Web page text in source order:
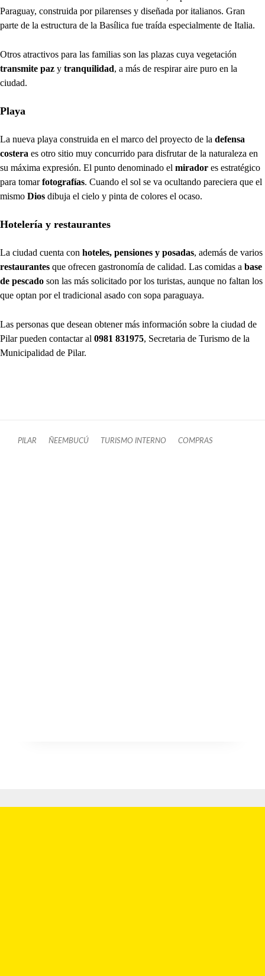
Paraguay, construida por pilarenses y diseñada por italianos. Gran
parte de la estructura de la Basílica fue traída especialmente de Italia.
Otros atractivos para las familias son las plazas cuya vegetación
transmite paz y tranquilidad, a más de respirar aire puro en la
ciudad.
Playa
La nueva playa construida en el marco del proyecto de la defensa
costera es otro sitio muy concurrido para disfrutar de la naturaleza en
su máxima expresión. El punto denominado el mirador es estratégico
para tomarfotografías. Cuando el sol se va ocultando pareciera que el
mismo Dios dibuja el cielo y pinta de colores el ocaso.
Hotelería y restaurantes
La ciudad cuenta con hoteles, pensiones y posadas, además de varios
restaurantes que ofrecen gastronomía de calidad. Las comidas a base
de pescado son las más solicitado por los turistas, aunque no faltan los
que optan por el tradicional asado con sopa paraguaya.
Las personas que desean obtener más información sobre la ciudad de
Pilar pueden contactar al 0981 831975, Secretaria de Turismo de la
Municipalidad de Pilar.
PILAR ÑEEMBUCÚ TURISMO INTERNO COMPRAS